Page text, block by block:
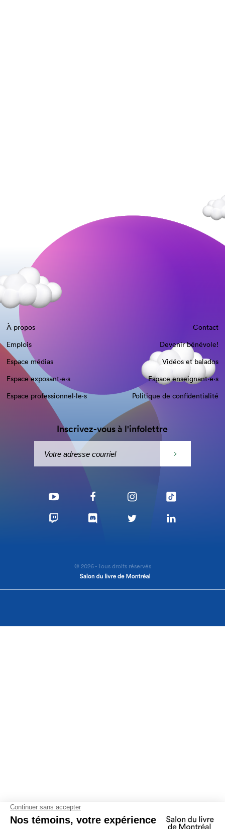
À propos
Contact
Emplois
Devenir bénévole!
Espace médias
Vidéos et balados
Espace exposant·e⋅s
Espace enseignant·e⋅s
Espace professionnel·le⋅s
Politique de confidentialité
Inscrivez-vous à l'infolettre
© 2026 - Tous droits réservés